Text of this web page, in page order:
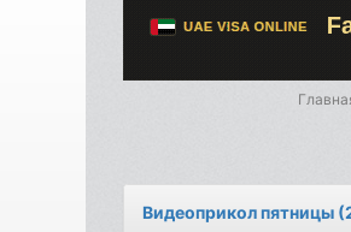
Видеоприкол пятницы